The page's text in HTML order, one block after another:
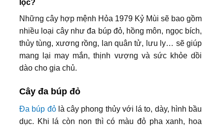
lộc?
Những cây hợp mệnh Hỏa 1979 Kỷ Mùi sẽ bao gồm
nhiều loại cây như đa búp đỏ, hồng môn, ngọc bích,
thủy tùng, xương rồng, lan quân tử, lưu ly… sẽ giúp
mang lại may mắn, thịnh vượng và sức khỏe dồi
dào cho gia chủ.
Cây đa búp đỏ
Đa búp đỏlà cây phong thủy với lá to, dày, hình bầu
dục. Khi lá còn non thì có màu đỏ pha xanh, hoa